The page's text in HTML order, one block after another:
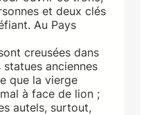
et deux clés
Au Pays
creusées dans
anciennes
que la vierge
à face de lion ;
autels, surtout,